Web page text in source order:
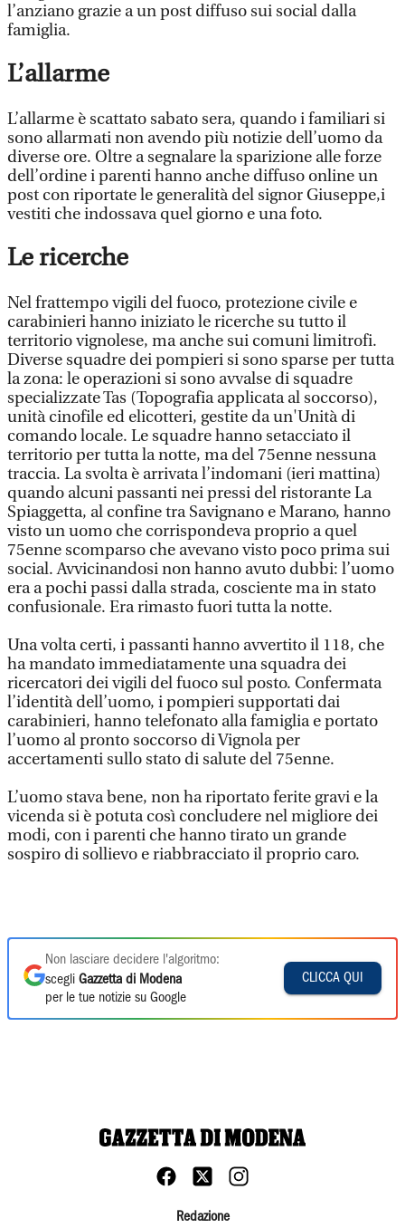
l’anziano grazie a un post diffuso sui social dalla
famiglia.
L’allarme
L’allarme è scattato sabato sera, quando i familiari si
sono allarmati non avendo più notizie dell’uomo da
diverse ore. Oltre a segnalare la sparizione alle forze
dell’ordine i parenti hanno anche diffuso online un
post con riportate le generalità del signor Giuseppe,i
vestiti che indossava quel giorno e una foto.
Le ricerche
Nel frattempo vigili del fuoco, protezione civile e
carabinieri hanno iniziato le ricerche su tutto il
territorio vignolese, ma anche sui comuni limitrofi.
Diverse squadre dei pompieri si sono sparse per tutta
la zona: le operazioni si sono avvalse di squadre
specializzate Tas (Topografia applicata al soccorso),
unità cinofile ed elicotteri, gestite da un'Unità di
comando locale. Le squadre hanno setacciato il
territorio per tutta la notte, ma del 75enne nessuna
traccia. La svolta è arrivata l’indomani (ieri mattina)
quando alcuni passanti nei pressi del ristorante La
Spiaggetta, al confine tra Savignano e Marano, hanno
visto un uomo che corrispondeva proprio a quel
75enne scomparso che avevano visto poco prima sui
social. Avvicinandosi non hanno avuto dubbi: l’uomo
era a pochi passi dalla strada, cosciente ma in stato
confusionale. Era rimasto fuori tutta la notte.
Una volta certi, i passanti hanno avvertito il 118, che
ha mandato immediatamente una squadra dei
ricercatori dei vigili del fuoco sul posto. Confermata
l’identità dell’uomo, i pompieri supportati dai
carabinieri, hanno telefonato alla famiglia e portato
l’uomo al pronto soccorso di Vignola per
accertamenti sullo stato di salute del 75enne.
L’uomo stava bene, non ha riportato ferite gravi e la
vicenda si è potuta così concludere nel migliore dei
modi, con i parenti che hanno tirato un grande
sospiro di sollievo e riabbracciato il proprio caro.
Non lasciare decidere l'algoritmo:
scegli Gazzetta di Modena
per le tue notizie su Google
CLICCA QUI
Redazione